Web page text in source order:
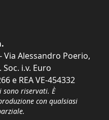
Via Alessandro Poerio,
Soc. i.v. Euro
e REA VE-454332
riservati. È
con qualsiasi